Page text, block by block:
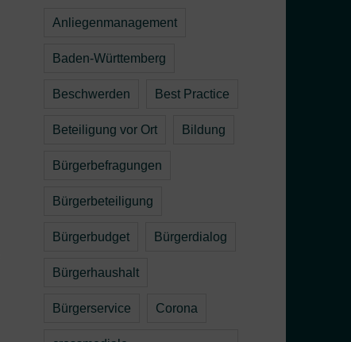
Anliegenmanagement
Baden-Württemberg
Beschwerden Best Practice
Beteiligung vor Ort Bildung
Bürgerbefragungen
Bürgerbeteiligung
Bürgerbudget Bürgerdialog
Bürgerhaushalt
Bürgerservice Corona